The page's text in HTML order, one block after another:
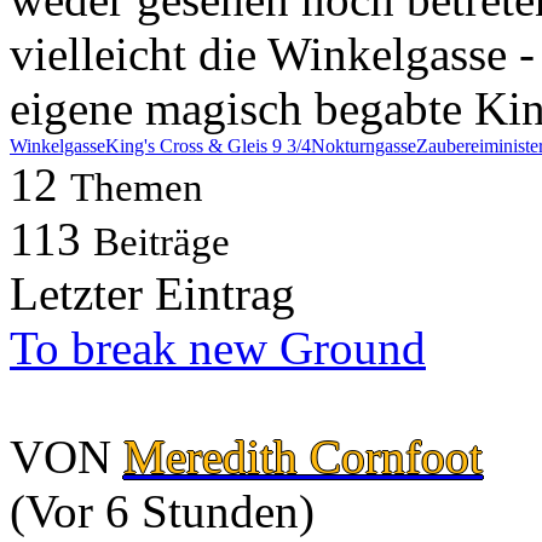
vielleicht die Winkelgasse
eigene magisch begabte
WinkelgasseKing's Cross & Gleis 9 3/4Nokturngasse
12 Themen
113 Beiträge
Letzter Eintrag
To break new Ground
VON Meredith Cornfoot
(Vor 6 Stunden)